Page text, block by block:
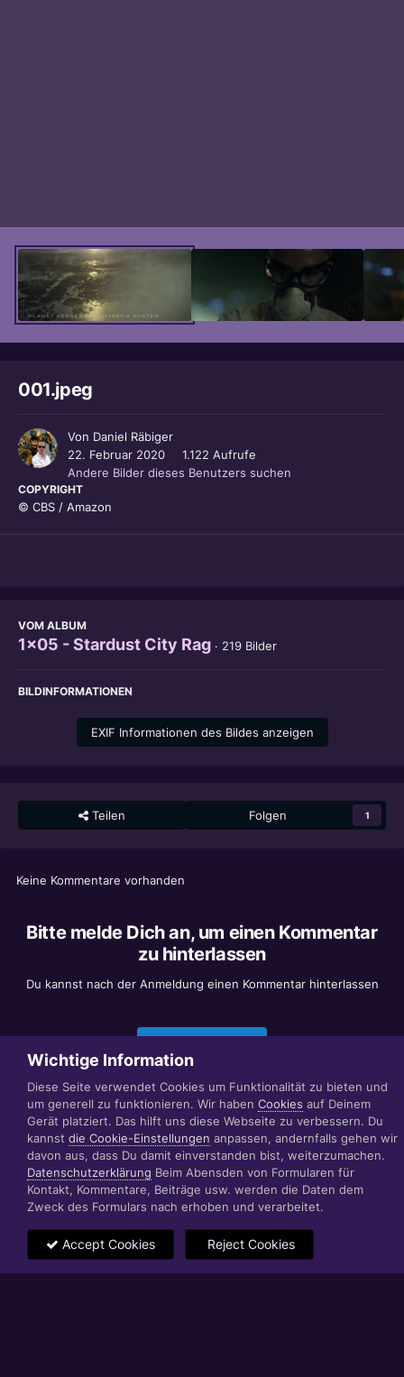
001.jpeg
Von Daniel Räbiger
22. Februar 2020
1.122 Aufrufe
Andere Bilder dieses Benutzers suchen
COPYRIGHT
© CBS / Amazon
VOM ALBUM
1x05 - Stardust City Rag · 219 Bilder
BILDINFORMATIONEN
EXIF Informationen des Bildes anzeigen
Teilen Folgen 1
Keine Kommentare vorhanden
Bitte melde Dich an, um einen Kommentar
zu hinterlassen
Du kannst nach der Anmeldung einen Kommentar hinterlassen
Datenschutzerklärung Impressum
© 1999 - 2022 RÄBIGER IT|WEB|VIDEO|CONSULTING
www.raebiger.pro
Powered by Invision Community
Wichtige Information
Diese Seite verwendet Cookies um Funktionalität zu bieten und
um generell zu funktionieren. Wir haben Cookies auf Deinem
Gerät platziert. Das hilft uns diese Webseite zu verbessern. Du
kannst die Cookie-Einstellungen anpassen, andernfalls gehen wir
davon aus, dass Du damit einverstanden bist, weiterzumachen.
Datenschutzerklärung Beim Abensden von Formularen für
Kontakt, Kommentare, Beiträge usw. werden die Daten dem
Zweck des Formulars nach erhoben und verarbeitet.
Accept Cookies Reject Cookies